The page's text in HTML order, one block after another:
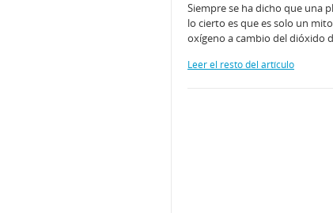
Siempre se ha dicho que una
lo cierto es que es solo un
oxígeno a cambio del dióxido
Leer el resto del artículo